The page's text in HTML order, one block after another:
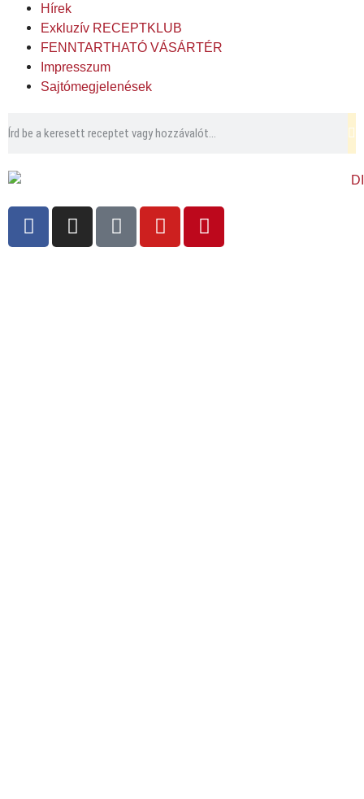
Hírek
Exkluzív RECEPTKLUB
FENNTARTHATÓ VÁSÁRTÉR
Impresszum
Sajtómegjelenések